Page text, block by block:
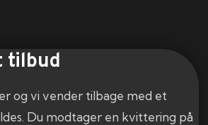
tilbud
og vi vender tilbage med et
Du modtager en kvittering på